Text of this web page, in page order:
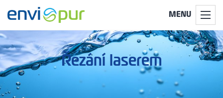
MENU
Řezání laserem